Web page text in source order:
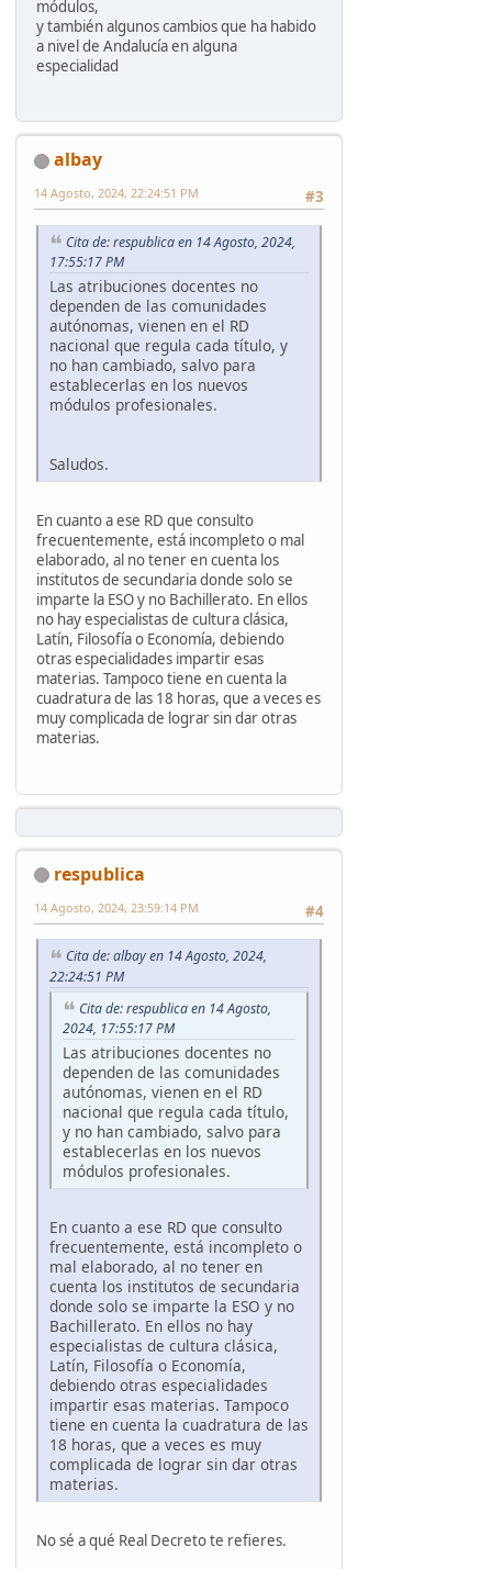
módulos,
y también algunos cambios que ha habido
a nivel de Andalucía en alguna
especialidad
albay
#3
14 Agosto, 2024, 22:24:51 PM
Cita de: respublica en 14 Agosto, 2024,
17:55:17 PM
Las atribuciones docentes no
dependen de las comunidades
autónomas, vienen en el RD
nacional que regula cada título, y
no han cambiado, salvo para
establecerlas en los nuevos
módulos profesionales.
Saludos.
En cuanto a ese RD que consulto
frecuentemente, está incompleto o mal
elaborado, al no tener en cuenta los
institutos de secundaria donde solo se
imparte la ESO y no Bachillerato. En ellos
no hay especialistas de cultura clásica,
Latín, Filosofía o Economía, debiendo
otras especialidades impartir esas
materias. Tampoco tiene en cuenta la
cuadratura de las 18 horas, que a veces es
muy complicada de lograr sin dar otras
materias.
respublica
#4
14 Agosto, 2024, 23:59:14 PM
Cita de: albay en 14 Agosto, 2024,
22:24:51 PM
Cita de: respublica en 14 Agosto,
2024, 17:55:17 PM
Las atribuciones docentes no
dependen de las comunidades
autónomas, vienen en el RD
nacional que regula cada título,
y no han cambiado, salvo para
establecerlas en los nuevos
módulos profesionales.
En cuanto a ese RD que consulto
frecuentemente, está incompleto o
mal elaborado, al no tener en
cuenta los institutos de secundaria
donde solo se imparte la ESO y no
Bachillerato. En ellos no hay
especialistas de cultura clásica,
Latín, Filosofía o Economía,
debiendo otras especialidades
impartir esas materias. Tampoco
tiene en cuenta la cuadratura de las
18 horas, que a veces es muy
complicada de lograr sin dar otras
materias.
No sé a qué Real Decreto te refieres.